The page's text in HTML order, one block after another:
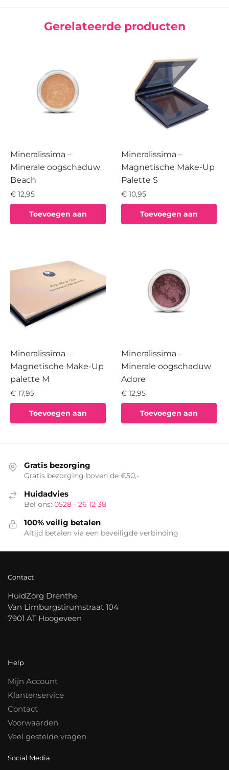
Gerelateerde producten
Mineralissima –
Minerale oogschaduw
Beach
€ 12,95
Toevoegen aan
Mineralissima –
Magnetische Make-Up
Palette S
€ 10,95
Toevoegen aan
Mineralissima –
Magnetische Make-Up
palette M
€ 17,95
Toevoegen aan
Mineralissima –
Minerale oogschaduw
Adore
€ 12,95
Toevoegen aan
Gratis bezorging
Gratis bezorging boven de €50,-
Huidadvies
Bel ons: 0528 - 26 12 38
100% veilig betalen
Altijd betalen via een beveiligde verbinding
Contact
HuidZorg Drenthe
Van Limburgstirumstraat 104
7901 AT Hoogeveen
Help
Mijn Account
Klantenservice
Contact
Voorwaarden
Veel gestelde vragen
Social Media